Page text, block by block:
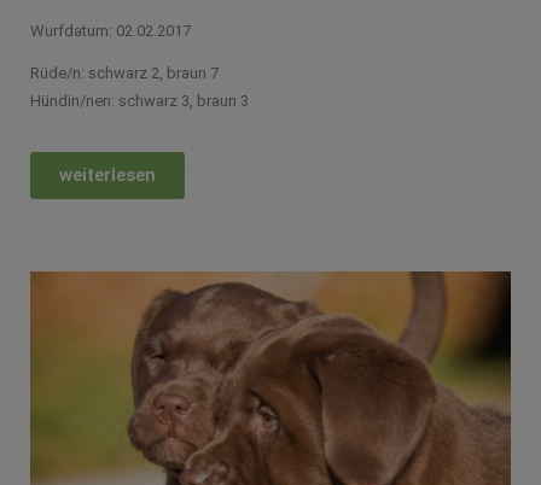
Wurfdatum: 02.02.2017
Rüde/n: schwarz 2, braun 7
Hündin/nen: schwarz 3, braun 3
weiterlesen